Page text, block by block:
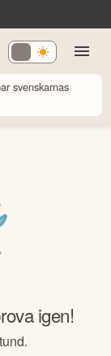
svenskarnas
igen!